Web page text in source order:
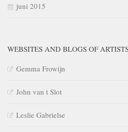
juni 2015
WEBSITES AND BLOGS OF
Gemma Frowijn
John van t Slot
Leslie Gabrielse